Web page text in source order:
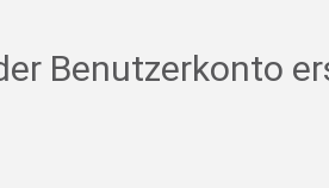
Benutzerkonto